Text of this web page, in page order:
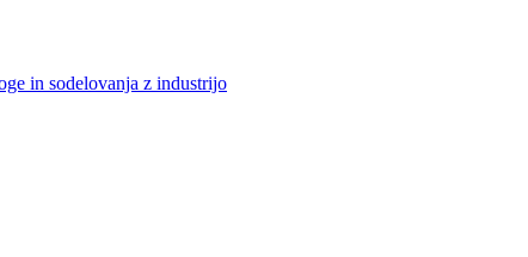
in sodelovanja z industrijo